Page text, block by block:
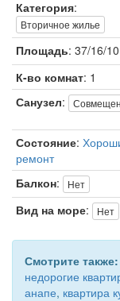
Категория:
Вторичное жилье
Площадь: 37/16/10
К-во комнат: 1
Санузел:
Состояние:
ремонт
Балкон: Нет
Вид на море: Нет
Смотрите также:
недорогие
анапе, квартира